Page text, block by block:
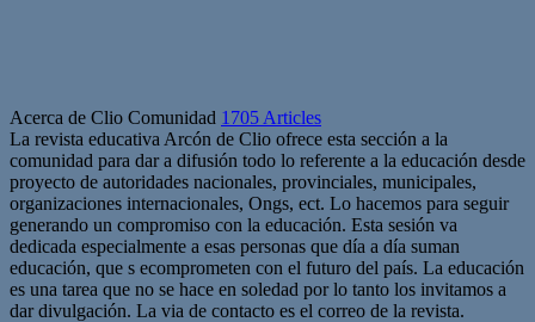
Acerca de Clio Comunidad 1705 Articles
La revista educativa Arcón de Clio ofrece esta sección a la
comunidad para dar a difusión todo lo referente a la educación desde
proyecto de autoridades nacionales, provinciales, municipales,
organizaciones internacionales, Ongs, ect. Lo hacemos para seguir
generando un compromiso con la educación. Esta sesión va
dedicada especialmente a esas personas que día a día suman
educación, que s ecomprometen con el futuro del país. La educación
es una tarea que no se hace en soledad por lo tanto los invitamos a
dar divulgación. La via de contacto es el correo de la revista.